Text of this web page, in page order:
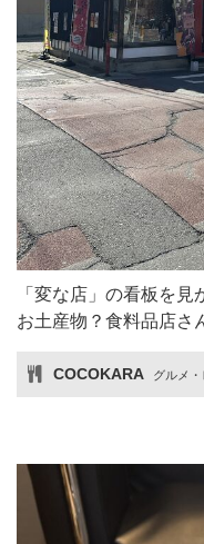
「変な店」の看板を見
お土産物？食料品店さ
COCOKARA グルメ